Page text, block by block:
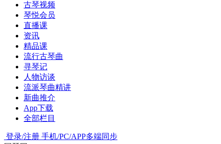
古琴视频
琴悦会员
直播课
资讯
精品课
流行古琴曲
寻琴记
人物访谈
流派琴曲精讲
新曲推介
App下载
全部栏目
登录/注册 手机/PC/APP多端同步